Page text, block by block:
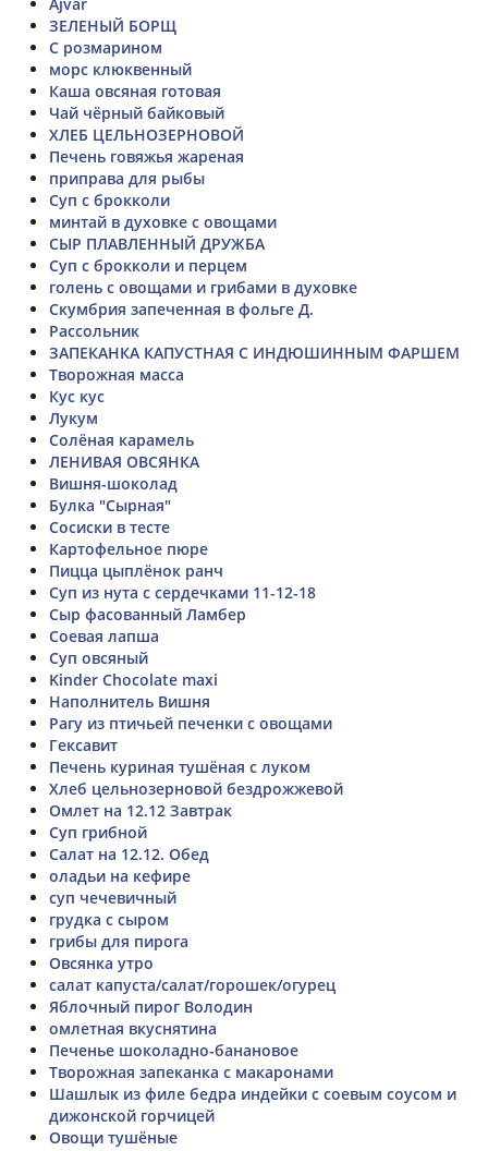
ЗЕЛЕНЫЙ БОРЩ
С розмарином
морс клюквенный
Каша овсяная готовая
Чай чёрный байковый
ХЛЕБ ЦЕЛЬНОЗЕРНОВОЙ
Печень говяжья жареная
приправа для рыбы
Суп с брокколи
минтай в духовке с овощами
СЫР ПЛАВЛЕННЫЙ ДРУЖБА
Суп с брокколи и перцем
голень с овощами и грибами в духовке
Скумбрия запеченная в фольге Д.
Рассольник
ЗАПЕКАНКА КАПУСТНАЯ С ИНДЮШИННЫМ ФАРШЕМ
Творожная масса
Кус кус
Лукум
Солёная карамель
ЛЕНИВАЯ ОВСЯНКА
Вишня-шоколад
Булка "Сырная"
Сосиски в тесте
Картофельное пюре
Пицца цыплёнок ранч
Суп из нута с сердечками 11-12-18
Сыр фасованный Ламбер
Соевая лапша
Суп овсяный
Kinder Chocolate maxi
Наполнитель Вишня
Рагу из птичьей печенки с овощами
Гексавит
Печень куриная тушёная с луком
Хлеб цельнозерновой бездрожжевой
Омлет на 12.12 Завтрак
Суп грибной
Салат на 12.12. Обед
оладьи на кефире
суп чечевичный
грудка с сыром
грибы для пирога
Овсянка утро
салат капуста/салат/горошек/огурец
Яблочный пирог Володин
омлетная вкуснятина
Печенье шоколадно-банановое
Творожная запеканка с макаронами
Шашлык из филе бедра индейки с соевым соусом и
дижонской горчицей
Овощи тушёные